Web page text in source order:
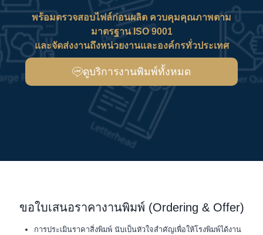
พร้อมตรวจสอบไฟล์ก่อนผลิต ควบคุมคุณภาพตาม
มาตรฐาน ISO 9001
และจัดส่งงานถึงหน่วยงานและองค์กรทั่วประเทศ
ดูบริการงานพิมพ์ทั้งหมด
ขอใบเสนอราคางานพิมพ์ (Ordering & Offer)
การประเมินราคาสิ่งพิมพ์ นับเป็นหัวใจสำคัญเพื่อให้โรงพิมพ์ได้งาน